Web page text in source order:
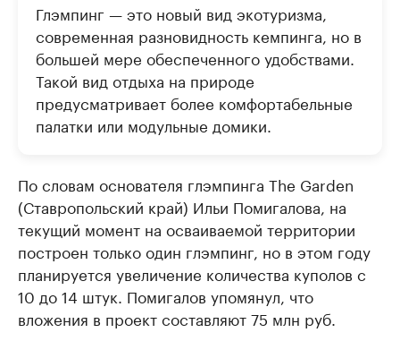
Глэмпинг — это новый вид экотуризма,
современная разновидность кемпинга, но в
большей мере обеспеченного удобствами.
Такой вид отдыха на природе
предусматривает более комфортабельные
палатки или модульные домики.
По словам основателя глэмпинга The Garden
(Ставропольский край) Ильи Помигалова, на
текущий момент на осваиваемой территории
построен только один глэмпинг, но в этом году
планируется увеличение количества куполов с
10 до 14 штук. Помигалов упомянул, что
вложения в проект составляют 75 млн руб.